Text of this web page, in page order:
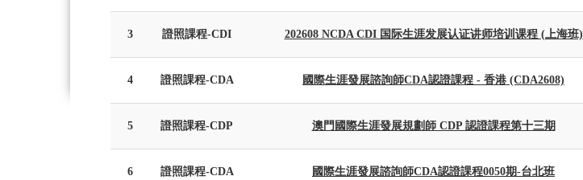
3 證照課程-CDI 202608 NCDA CDI 国际生涯发展认证讲师培训课程 (上海班)
4 證照課程-CDA 國際生涯發展諮詢師CDA認證課程 - 香港 (CDA2608)
5 證照課程-CDP 澳門國際生涯發展規劃師 CDP 認證課程第十三期
6 證照課程-CDA 國際生涯發展諮詢師CDA認證課程0050期-台北班